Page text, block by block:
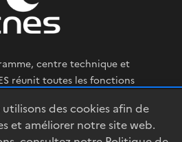
utilisons des cookies afin de
et améliorer notre site web.
centre technique et
réunit toutes les fonctions